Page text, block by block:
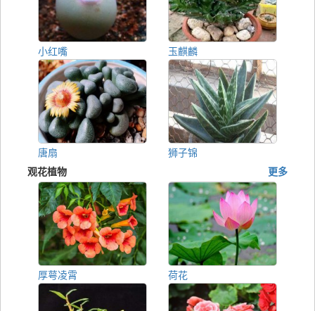
小红嘴 玉麒麟
唐扇
狮子锦
更多
观花植物
厚萼凌霄 荷花